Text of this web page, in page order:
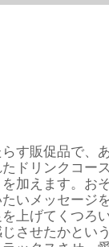
す販促品で、
ドリンクコー
加えます。お
いメッセージ
上げてくつろ
させたかとい